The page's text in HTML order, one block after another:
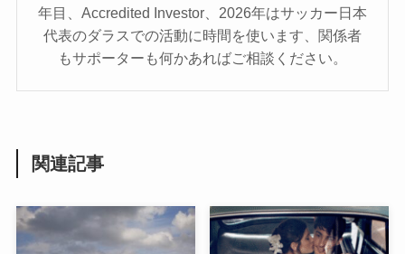
年目、Accredited Investor、2026年はサッカー日本
代表のダラスでの活動に時間を使います、関係者
もサポーターも何かあればご相談ください。
関連記事